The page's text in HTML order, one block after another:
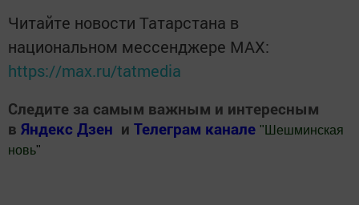
Читайте новости Татарстана в
национальном мессенджере MАХ:
https://max.ru/tatmedia
Следите за самым важным и интересным
в Яндекс Дзен и Телеграм канале " Шешминская
новь"